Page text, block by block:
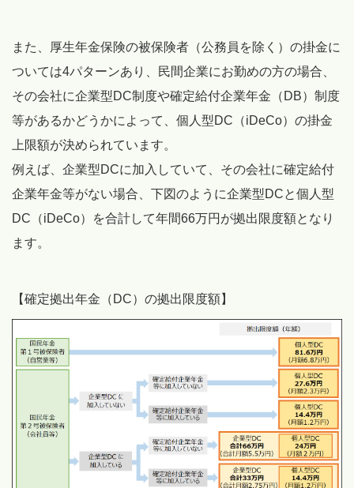
また、厚生年金保険の被保険者（公務員を除く）の掛金に
ついては4パターンあり、民間企業にお勤めの方の場合、
その会社に企業型DC制度や確定給付企業年金（DB）制度
等があるかどうかによって、個人型DC（iDeCo）の掛金
上限額が決められています。
例えば、企業型DCに加入していて、その会社に確定給付
企業年金等がない場合、下図のように企業型DCと個人型
DC（iDeCo）を合計して年間66万円が拠出限度額となり
ます。
【確定拠出年金（DC）の拠出限度額】